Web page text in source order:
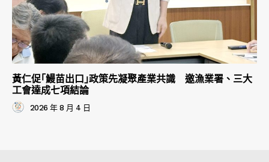
黃仁促｢鰻苗出口｣政策先凝聚產業共識 邀漁業署、三大
工會達成七項結論
2026 年 8 月 4 日